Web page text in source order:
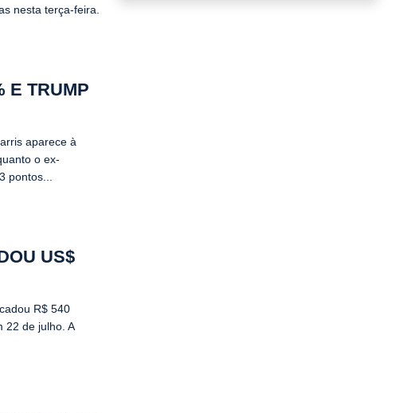
nesta terça-feira.
E TRUMP
aparece à
o ex-
pontos...
US$
R$ 540
22 de julho. A